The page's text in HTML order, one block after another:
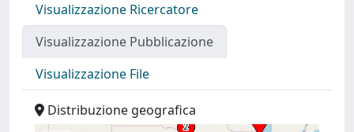
Visualizzazione Ricercatore
Visualizzazione Pubblicazione
Visualizzazione File
Distribuzione geografica